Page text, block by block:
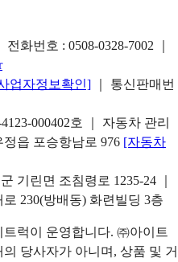
전화번호 : 0508-0328-7002
업자정보확인]
｜ 통신판매번
000402호 ｜ 자동차 관리
읍 포승항남로 976 [자동차
기린면 조침령로 1235-24 ｜
230(방배동) 화련빌딩 3층
럭이 운영합니다. ㈜아이트
당사자가 아니며, 상품 및 거